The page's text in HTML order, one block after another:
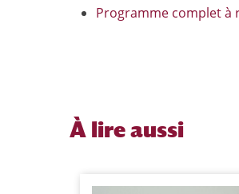
Programme complet à
À lire aussi